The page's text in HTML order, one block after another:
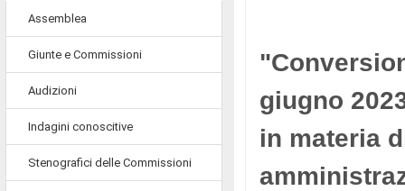
Assemblea
Giunte e Commissioni
Audizioni
Indagini conoscitive
Stenografici delle Commissioni
giugno
in materia